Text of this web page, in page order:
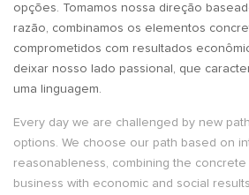
opções. Tomamos nossa direção
razão, combinamos os elementos
comprometidos com resultados
deixar nosso lado passional, que
uma linguagem.
Every day we are challenged by new
options. We choose our path based on
reasonableness, combining the
business with economic and social